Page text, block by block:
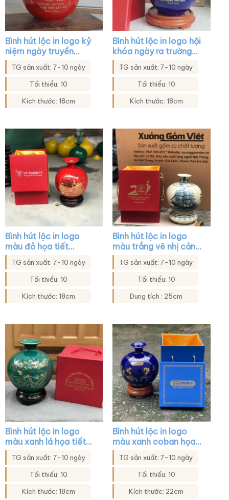
Bình hút lộc in logo kỷ
niệm ngày truyền
thống màu đỏ XG-
BHL09
TG sản xuất: 7-10 ngày
Tối thiểu: 10
Kích thước: 18cm
Bình hút lộc in logo hội
khóa ngày ra trường
màu xanh coban XG-
BHL14
TG sản xuất: 7-10 ngày
Tối thiểu: 10
Kích thước: 18cm
Bình hút lộc in logo
màu đỏ họa tiết
thuyền buồm in decal
vàng XG-BHL08
TG sản xuất: 7-10 ngày
Tối thiểu: 10
Kích thước: 18cm
Bình hút lộc in logo
màu trắng vẽ nhị cảnh
thuyền buồm bát mã
XG-BHL06
TG sản xuất: 7-10 ngày
Tối thiểu: 10
Dung tích : 25cm
Bình hút lộc in logo
màu xanh lá họa tiết
hoa sen in decal vàng
XG-BHL27
TG sản xuất: 7-10 ngày
Tối thiểu: 10
Kích thước: 18cm
Bình hút lộc in logo
màu xanh coban họa
tiết bát mã XG-
BHL32
TG sản xuất: 7-10 ngày
Tối thiểu: 10
Kích thước: 22cm